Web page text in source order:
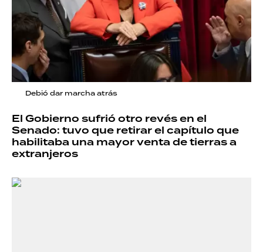
Debió dar marcha atrás
El Gobierno sufrió otro revés en el
Senado: tuvo que retirar el capítulo que
habilitaba una mayor venta de tierras a
extranjeros